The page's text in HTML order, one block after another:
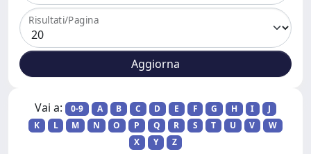
Risultati/Pagina
Vai a: 0-9 A B C D E F G H I
J
K
L M N O P Q R S T U V
W
X
Y Z